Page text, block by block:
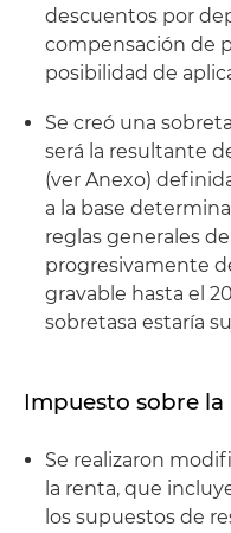
descuentos por
compensación de
posibilidad de
Se creó una
será la resultante
(ver Anexo)
a la base
reglas generales
progresivamente
gravable hasta el
sobretasa estaría
Impuesto sobre la
Se realizaron
la renta, que
los supuestos de